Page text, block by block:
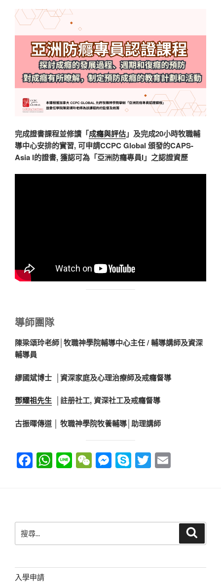
完成證書課程並修讀「成癮與評估」及完成20小時牧職輔
導中心安排的實習, 可申請CCPC Global 頒發的CAPS-
Asia I的證書, 獲認可為「亞洲防癮專員I」之認證資歷
導師團隊
陳梁頌玲老師│牧職神學院輔導中心主任 / 輔導講師及資深
輔導員
繆國斌博士 │資深家庭及心理治療師及戒癮督導
鄧耀祖先生 │註册社工, 資深社工及戒癮督導
古振暉傳道 │ 牧職神學院牧養輔導│助理講師
F
a
b
o
k
W
h
A
p
Li
n
W
e
at
M
e
n
g
S
ky
T
wi
尋
字:
入學申請